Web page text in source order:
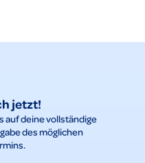
jetzt!
auf deine vollständige
des möglichen